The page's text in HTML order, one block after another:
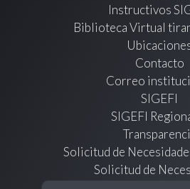
Instructivos
Biblioteca Virtual
Contacto
Correo
SIGEFI
SIGEFI
Solicitud de
Solicitud de